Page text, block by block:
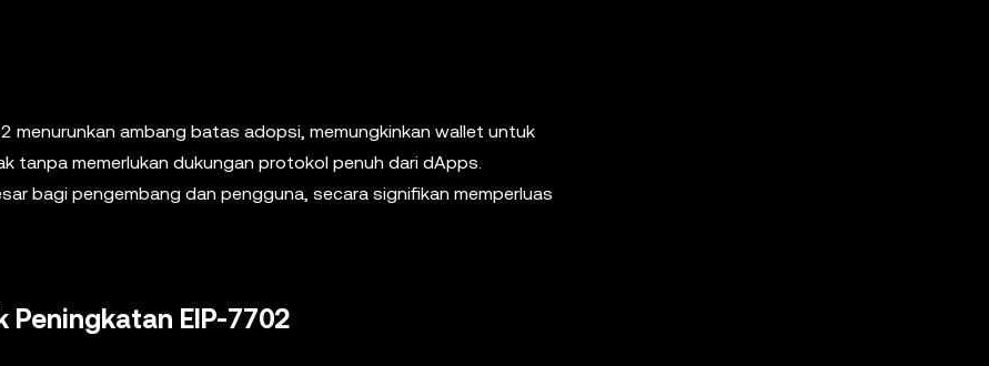
menurunkan ambang batas adopsi, memungkinkan wallet untuk
tanpa memerlukan dukungan protokol penuh dari dApps.
bagi pengembang dan pengguna, secara signifikan memperluas
Peningkatan EIP-7702